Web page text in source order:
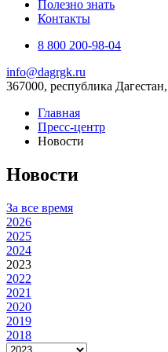
Полезно знать
Контакты
8 800 200-98-04
info@dagrgk.ru
367000, республика
Главная
Пресс-центр
Новости
Новости
За все время
2026
2025
2024
2023
2022
2021
2020
2019
2018